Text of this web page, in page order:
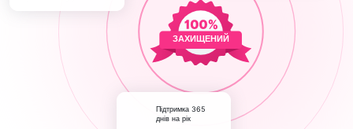
ЗАХИЩЕНИЙ
Підтримка 365
днів на рік